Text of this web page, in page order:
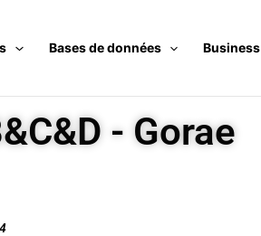
Bases de données Business
- Gorae